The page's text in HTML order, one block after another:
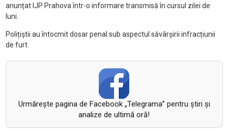
anunțat IJP Prahova într-o informare transmisă în cursul zilei de
luni.
Polițiștii auîntocmit dosar penal sub aspectul săvârșirii infracțiunii
de furt.
Urmăreşte pagina de Facebook „Telegrama” pentru ştiri şi
analize de ultimă oră!